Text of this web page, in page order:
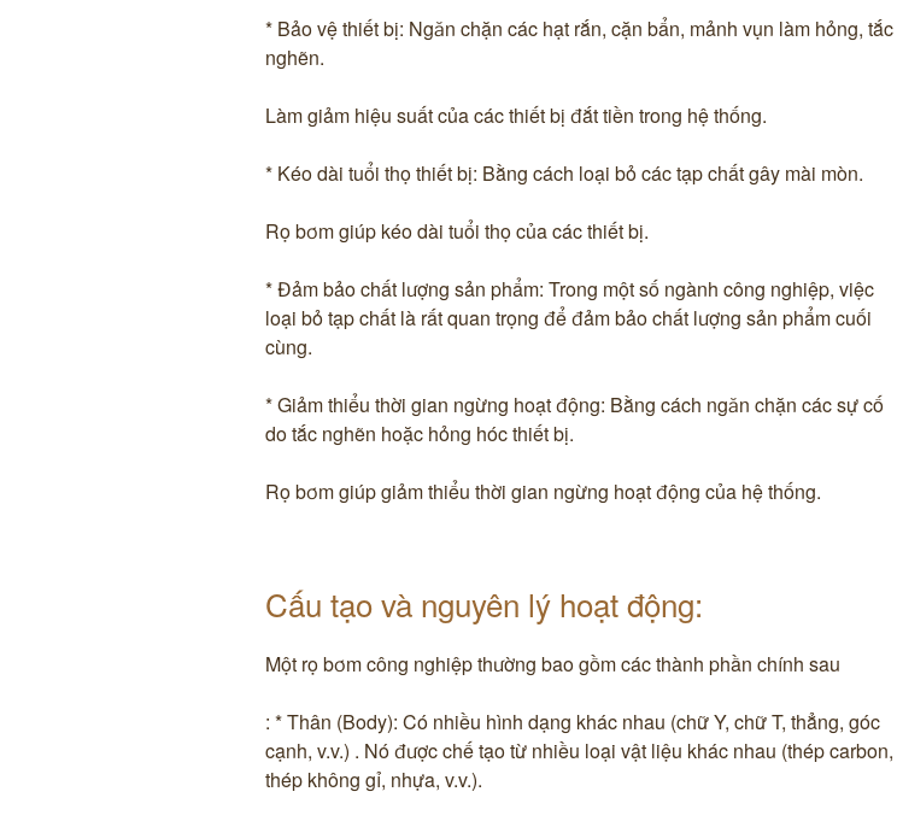
* Bảo vệ thiết bị: Ngăn chặn các hạt rắn, cặn bẩn, mảnh vụn làm hỏng, tắc
nghẽn.
Làm giảm hiệu suất của các thiết bị đắt tiền trong hệ thống.
* Kéo dài tuổi thọ thiết bị: Bằng cách loại bỏ các tạp chất gây mài mòn.
Rọ bơm giúp kéo dài tuổi thọ của các thiết bị.
* Đảm bảo chất lượng sản phẩm: Trong một số ngành công nghiệp, việc
loại bỏ tạp chất là rất quan trọng để đảm bảo chất lượng sản phẩm cuối
cùng.
* Giảm thiểu thời gian ngừng hoạt động: Bằng cách ngăn chặn các sự cố
do tắc nghẽn hoặc hỏng hóc thiết bị.
Rọ bơm giúp giảm thiểu thời gian ngừng hoạt động của hệ thống.
Cấu tạo và nguyên lý hoạt động:
Một rọ bơm công nghiệp thường bao gồm các thành phần chính sau
: * Thân (Body): Có nhiều hình dạng khác nhau (chữ Y, chữ T, thẳng, góc
cạnh, v.v.) . Nó được chế tạo từ nhiều loại vật liệu khác nhau (thép carbon,
thép không gỉ, nhựa, v.v.).